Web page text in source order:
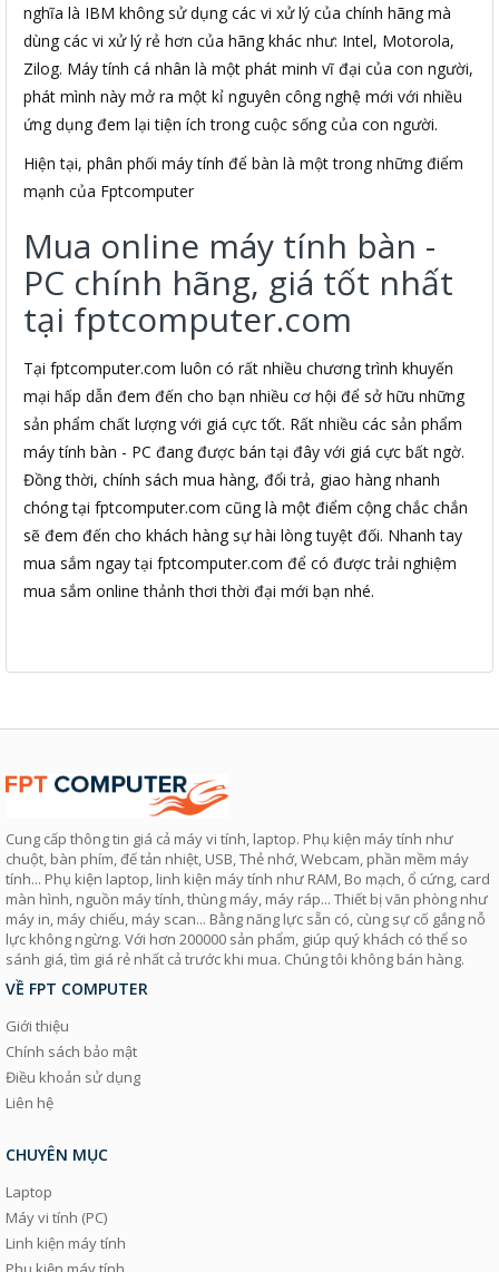
nghĩa là IBM không sử dụng các vi xử lý của chính hãng mà
dùng các vi xử lý rẻ hơn của hãng khác như: Intel, Motorola,
Zilog. Máy tính cá nhân là một phát minh vĩ đại của con người,
phát mình này mở ra một kỉ nguyên công nghệ mới với nhiều
ứng dụng đem lại tiện ích trong cuộc sống của con người.
Hiện tại, phân phối máy tính để bàn là một trong những điểm
mạnh của Fptcomputer
Mua online máy tính bàn -
PC chính hãng, giá tốt nhất
tại fptcomputer.com
Tại fptcomputer.com luôn có rất nhiều chương trình khuyến
mại hấp dẫn đem đến cho bạn nhiều cơ hội để sở hữu những
sản phẩm chất lượng với giá cực tốt. Rất nhiều các sản phẩm
máy tính bàn - PC đang được bán tại đây với giá cực bất ngờ.
Đồng thời, chính sách mua hàng, đổi trả, giao hàng nhanh
chóng tại fptcomputer.com cũng là một điểm cộng chắc chắn
sẽ đem đến cho khách hàng sự hài lòng tuyệt đối. Nhanh tay
mua sắm ngay tại fptcomputer.com để có được trải nghiệm
mua sắm online thảnh thơi thời đại mới bạn nhé.
Cung cấp thông tin giá cả máy vi tính, laptop. Phụ kiện máy tính như
chuột, bàn phím, đế tản nhiệt, USB, Thẻ nhớ, Webcam, phần mềm máy
tính... Phụ kiện laptop, linh kiện máy tính như RAM, Bo mạch, ổ cứng, card
màn hình, nguồn máy tính, thùng máy, máy ráp... Thiết bị văn phòng như
máy in, máy chiếu, máy scan... Bằng năng lực sẵn có, cùng sự cố gắng nỗ
lực không ngừng. Với hơn 200000 sản phẩm, giúp quý khách có thể so
sánh giá, tìm giá rẻ nhất cả trước khi mua. Chúng tôi không bán hàng.
VỀ FPT COMPUTER
Giới thiệu
Chính sách bảo mật
Điều khoản sử dụng
Liên hệ
CHUYÊN MỤC
Laptop
Máy vi tính (PC)
Linh kiện máy tính